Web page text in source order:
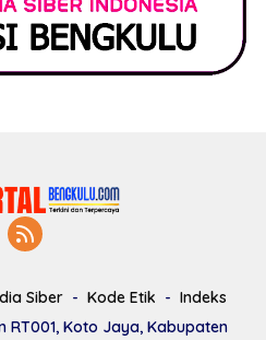
Siber Kode Etik
Indeks
RT001, Koto Jaya, Kabupaten